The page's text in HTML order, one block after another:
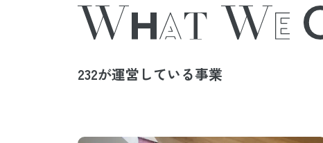
232が運営している事業